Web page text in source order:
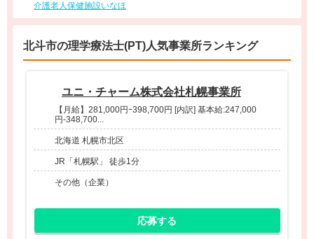
介護老人保健施設いなほ
北斗市の理学療法士(PT)人気事業所ランキング
ユニ・チャーム株式会社札幌事業所
【月給】281,000円ｰ398,700円 [内訳] 基本給:247,000
円-348,700...
北海道 札幌市北区
JR「札幌駅」 徒歩1分
その他（企業）
応募する